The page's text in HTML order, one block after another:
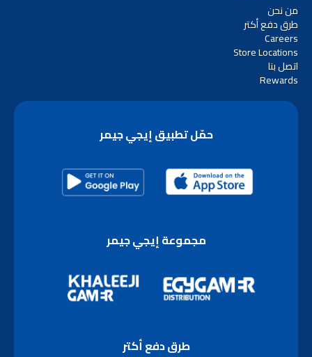
من نحن
طرق دفع أكتر
Careers
Store Locations
اتصل بنا
Rewards
حمّل تطبيق إيجي جيمر
مجموعة إيجي جيمر
طرق دفع أكتر